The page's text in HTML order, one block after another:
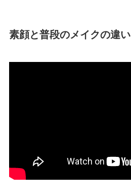
素顔と普段のメイクの違い